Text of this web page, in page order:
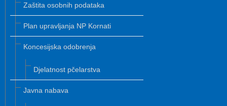
Zaštita osobnih podataka
Plan upravljanja NP Kornati
Koncesijska odobrenja
Djelatnost pčelarstva
Javna nabava